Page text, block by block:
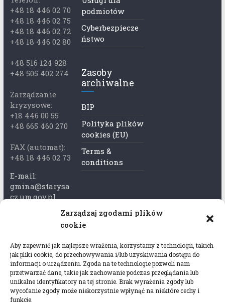
Zarządzaj zgodami plików
cookie
Aby zapewnić jak najlepsze wrażenia, korzystamy z technologii, takich
jak pliki cookie, do przechowywania i/lub uzyskiwania dostępu do
informacji o urządzeniu. Zgoda na te technologie pozwoli nam
przetwarzać dane, takie jak zachowanie podczas przeglądania lub
unikalne identyfikatory na tej stronie. Brak wyrażenia zgody lub
wycofanie zgody może niekorzystnie wpłynąć na niektóre cechy i
funkcje.
+48 18 446 02 70
+48 18 446 02 75
+48 18 446 02 72
+48 18 446 02 80
+48 516 124 928
+48 505 402 274
Zarządzanie
kryzysowe:
+18 446 00 55
+48 665 460 270
FAX (automat):
+48 18 446 02 73
E-mail:
gmina@starysa
cz.um.gov.pl
Adres skrzynki
rytka
Adres do e-
Doręczeń:
AEL-97528-
podmiotów
Cyberbezpiecze
ństwo
Zasoby
archiwalne
BIP
Polityka plików
cookies (EU)
Terms &
conditions